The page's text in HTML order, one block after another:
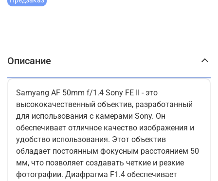
Описание
Samyang AF 50mm f/1.4 Sony FE II - это
высококачественный объектив, разработанный
для использования с камерами Sony. Он
обеспечивает отличное качество изображения и
удобство использования. Этот объектив
обладает постоянным фокусным расстоянием 50
мм, что позволяет создавать четкие и резкие
фотографии. Диафрагма F1.4 обеспечивает